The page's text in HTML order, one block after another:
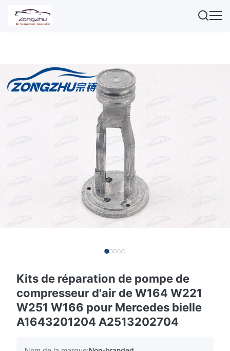
Kits de réparation de pompe de
compresseur d'air de W164 W221
W251 W166 pour Mercedes bielle
A1643201204 A2513202704